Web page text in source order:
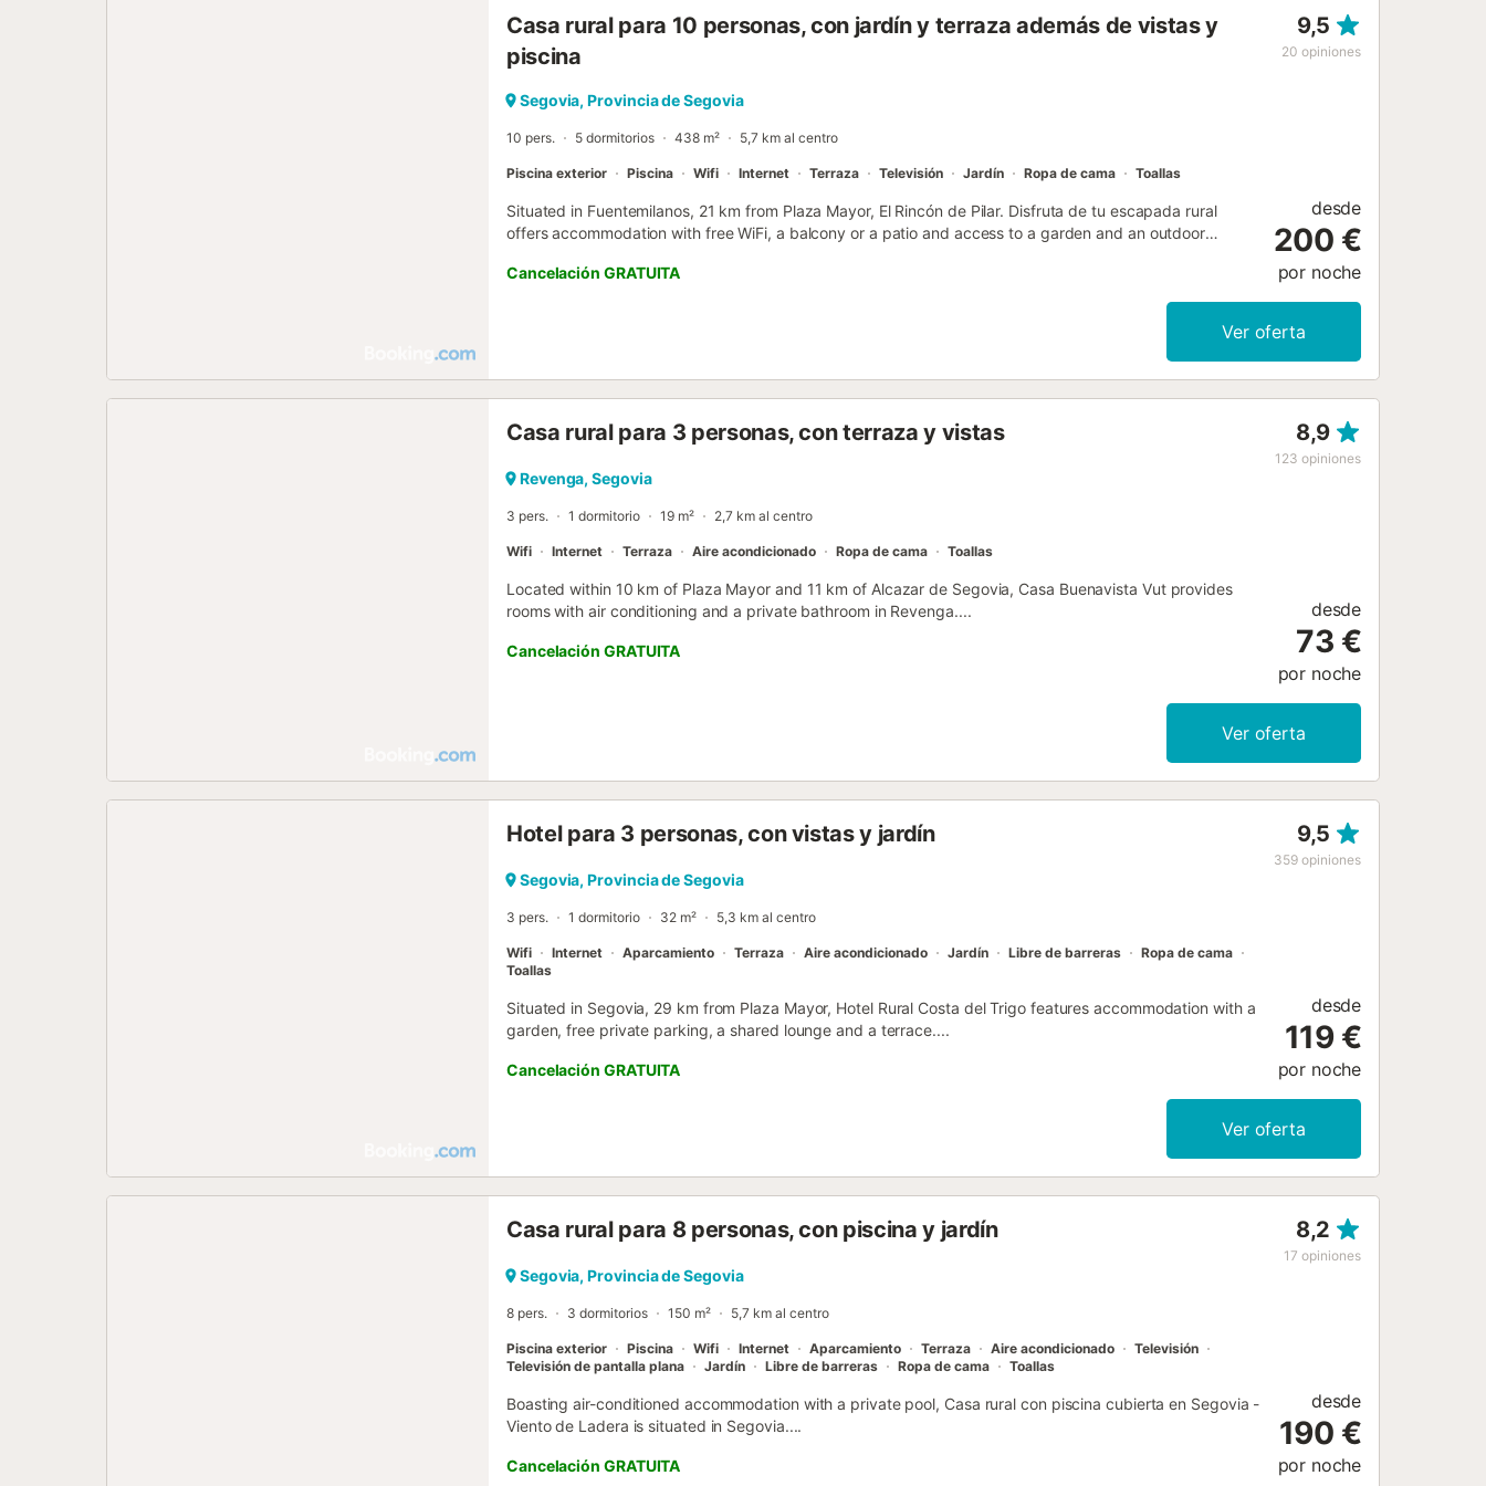
Casa rural para 10 personas, con jardín y terraza además de vistas y
piscina
9,5
20 opiniones
Segovia, Provincia de Segovia
10 pers. 5 dormitorios 438 m² 5,7 km al centro
Piscina exterior Piscina Wifi Internet Terraza Televisión Jardín Ropa de cama Toallas
Situated in Fuentemilanos, 21 km from Plaza Mayor, El Rincón de Pilar. Disfruta de tu escapada rural
offers accommodation with free WiFi, a balcony or a patio and access to a garden and an outdoor
Cancelación GRATUITA
desde
200 €
por noche
Ver oferta
Casa rural para 3 personas, con terraza y vistas 8,9
123 opiniones
Revenga, Segovia
3 pers. 1 dormitorio 19 m² 2,7 km al centro
Wifi Internet Terraza Aire acondicionado Ropa de cama Toallas
Located within 10 km of Plaza Mayor and 11 km of Alcazar de Segovia, Casa Buenavista Vut provides
rooms with air conditioning and a private bathroom in Revenga....
Cancelación GRATUITA
desde
73 €
por noche
Ver oferta
Hotel para 3 personas, con vistas y jardín 9,5
359 opiniones
Segovia, Provincia de Segovia
3 pers. 1 dormitorio 32 m² 5,3 km al centro
Wifi Internet Aparcamiento Terraza Aire acondicionado Jardín Libre de barreras
Ropa de cama
Toallas
Situated in Segovia, 29 km from Plaza Mayor, Hotel Rural Costa del Trigo features accommodation with a
garden, free private parking, a shared lounge and a terrace....
Cancelación GRATUITA
desde
119 €
por noche
Ver oferta
Casa rural para 8 personas, con piscina y jardín 8,2
17 opiniones
Segovia, Provincia de Segovia
8 pers. 3 dormitorios 150 m² 5,7 km al centro
Piscina exterior Piscina Wifi Internet Aparcamiento Terraza Aire acondicionado
Televisión
Televisión de pantalla plana
Jardín Libre de barreras Ropa de cama Toallas
Boasting air-conditioned accommodation with a private pool, Casa rural con piscina cubierta en Segovia -
Viento de Ladera is situated in Segovia....
Cancelación GRATUITA
desde
190 €
por noche